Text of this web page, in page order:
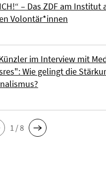
– Das ZDF am Institut
Volontär*innen
im Interview mit
Wie gelingt die
1 / 8